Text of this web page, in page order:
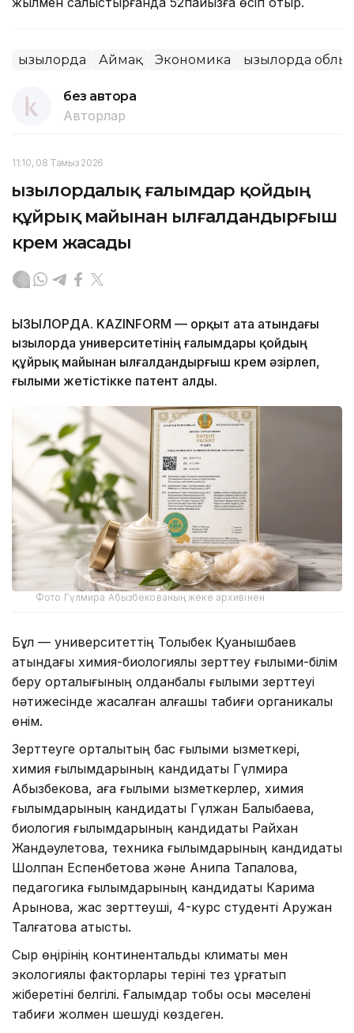
Қызылорда Аймақ Экономика Қызылорда
без автора
Авторлар
11:10, 08 Тамыз 2026
Қызылордалық ғалымдар қойдың
құйрық майынан ылғалдандырғыш
крем жасады
ҚЫЗЫЛОРДА. KAZINFORM — Қорқыт ата атындағы
Қызылорда университетінің ғалымдары қойдың
құйрық майынан ылғалдандырғыш крем әзірлеп,
ғылыми жетістікке патент алды.
Фото Гүлмира Абызбекованың жеке архивінен
Бұл — университеттің Толыбек Қуанышбаев
атындағы химия-биологиялық зерттеу ғылыми-білім
беру орталығының қолданбалы ғылыми зерттеуі
нәтижесінде жасалған алғашқы табиғи органикалық
өнім.
Зерттеуге орталықтың бас ғылыми қызметкері,
химия ғылымдарының кандидаты Гүлмира
Абызбекова, аға ғылыми қызметкерлер, химия
ғылымдарының кандидаты Гүлжан Балықбаева,
биология ғылымдарының кандидаты Райхан
Жандәулетова, техника ғылымдарының кандидаты
Шолпан Еспенбетова және Анипа Тапалова,
педагогика ғылымдарының кандидаты Карима
Арынова, жас зерттеуші, 4-курс студенті Аружан
Талғатова қатысты.
Сыр өңірінің континентальды климаты мен
экологиялық факторлары теріні тез құрғатып
жіберетіні белгілі. Ғалымдар тобы осы мәселені
табиғи жолмен шешуді көздеген.